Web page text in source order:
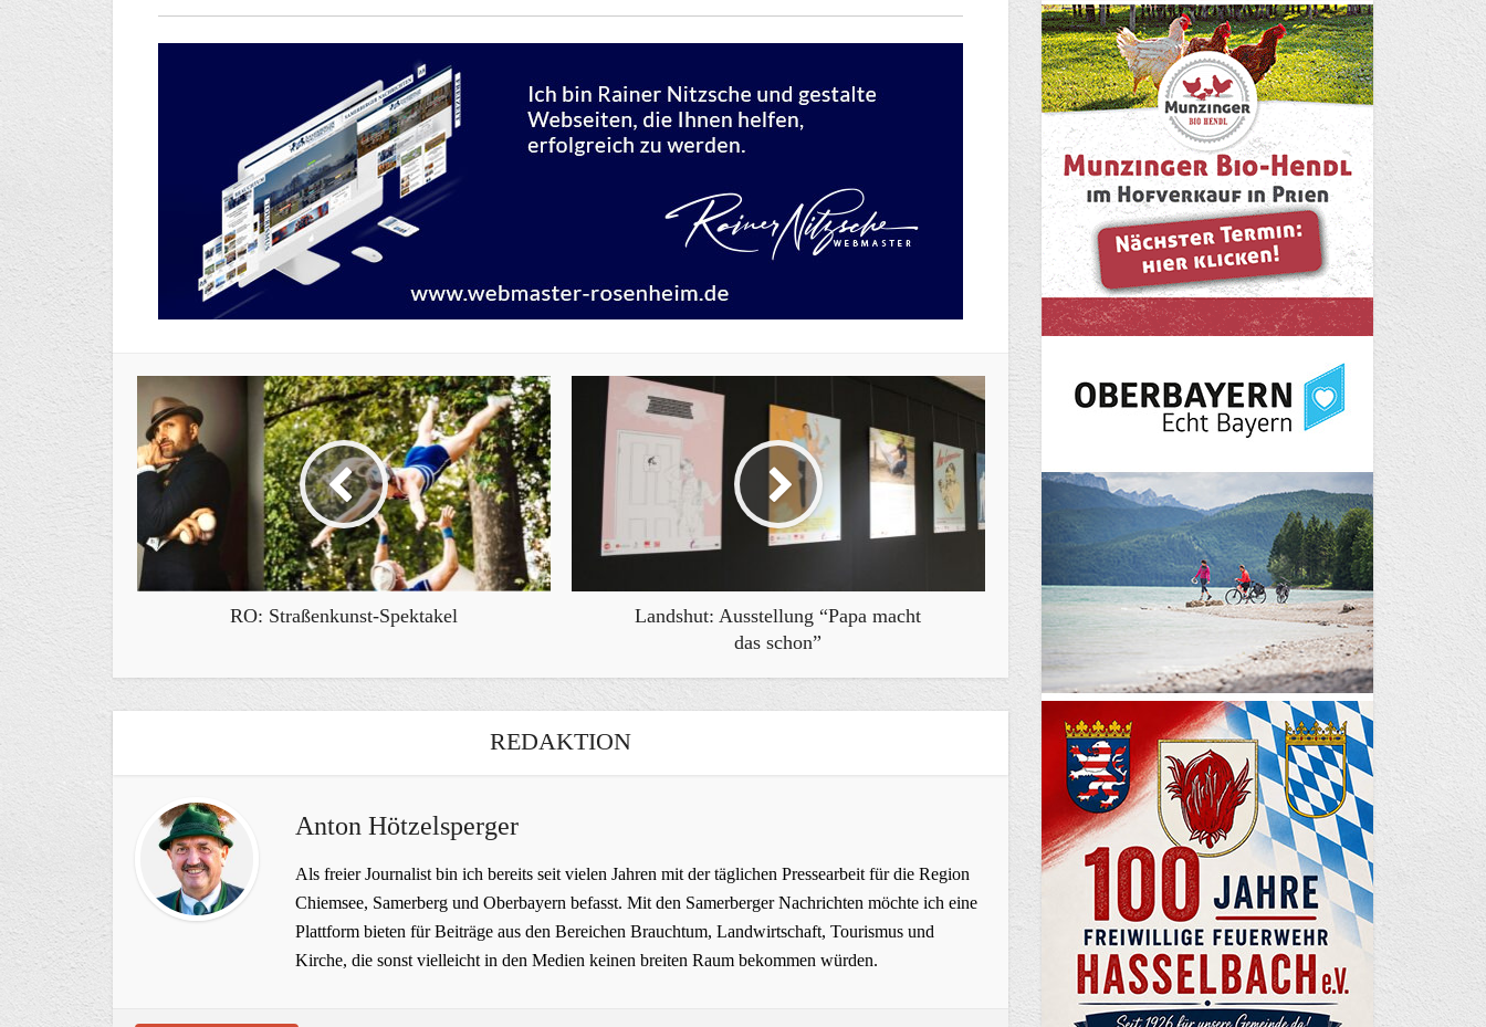
RO: Straßenkunst-Spektakel
Landshut: Ausstellung “Papa macht
das schon”
REDAKTION
Anton Hötzelsperger
Als freier Journalist bin ich bereits seit vielen Jahren mit der täglichen Pressearbeit für die Region
Chiemsee, Samerberg und Oberbayern befasst. Mit den Samerberger Nachrichten möchte ich eine
Plattform bieten für Beiträge aus den Bereichen Brauchtum, Landwirtschaft, Tourismus und
Kirche, die sonst vielleicht in den Medien keinen breiten Raum bekommen würden.